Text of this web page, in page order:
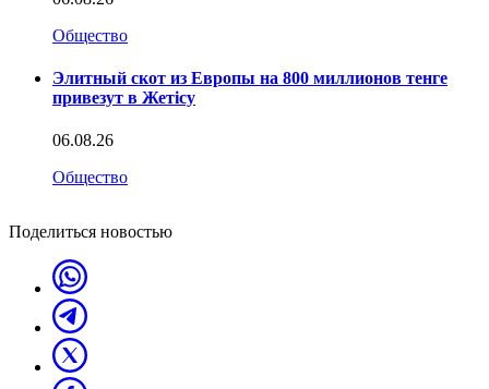
Общество
Элитный скот из Европы на 800 миллионов тенге
привезут в Жетісу
06.08.26
Общество
Поделиться новостью